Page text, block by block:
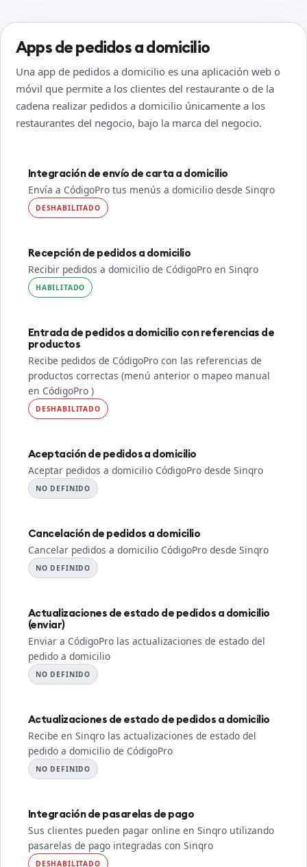
Apps de pedidos a domicilio
Una app de pedidos a domicilio es una aplicación web o
móvil que permite a los clientes del restaurante o de la
cadena realizar pedidos a domicilio únicamente a los
restaurantes del negocio, bajo la marca del negocio.
Integración de envío de carta a domicilio
Envía a CódigoPro tus menús a domicilio desde Sinqro
DESHABILITADO
Recepción de pedidos a domicilio
Recibir pedidos a domicilio de CódigoPro en Sinqro
HABILITADO
Entrada de pedidos a domicilio con referencias de
productos
Recibe pedidos de CódigoPro con las referencias de
productos correctas (menú anterior o mapeo manual
en CódigoPro )
DESHABILITADO
Aceptación de pedidos a domicilio
Aceptar pedidos a domicilio CódigoPro desde Sinqro
NO DEFINIDO
Cancelación de pedidos a domicilio
Cancelar pedidos a domicilio CódigoPro desde Sinqro
NO DEFINIDO
Actualizaciones de estado de pedidos a domicilio
(enviar)
Enviar a CódigoPro las actualizaciones de estado del
pedido a domicilio
NO DEFINIDO
Actualizaciones de estado de pedidos a domicilio
Recibe en Sinqro las actualizaciones de estado del
pedido a domicilio de CódigoPro
NO DEFINIDO
Integración de pasarelas de pago
Sus clientes pueden pagar online en Sinqro utilizando
pasarelas de pago integradas con Sinqro
DESHABILITADO